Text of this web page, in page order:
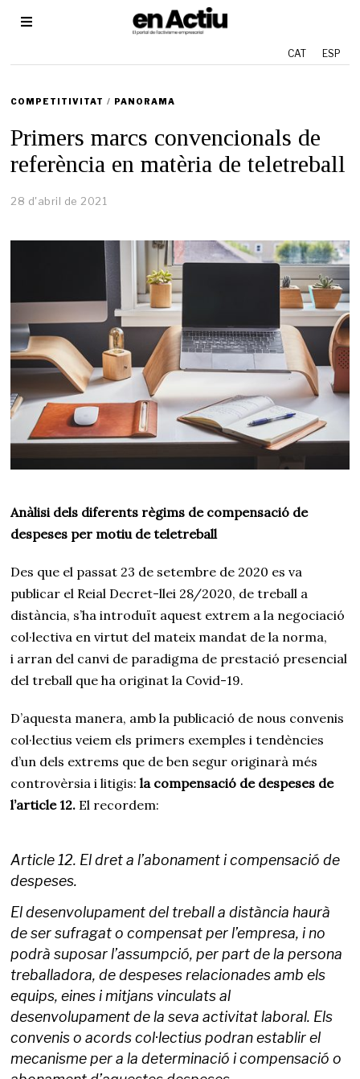
CAT ESP
COMPETITIVITAT / PANORAMA
Primers marcs convencionals de
referència en matèria de teletreball
28 d'abril de 2021
e
g
d
e
2
0
2
1
Anàlisi dels diferents règims de compensació de
despeses per motiu de teletreball
Des que el passat 23 de setembre de 2020 es va
publicar el Reial Decret-llei 28/2020, de treball a
distància, s’ha introduït aquest extrem a la negociació
col·lectiva en virtut del mateix mandat de la norma,
i arran del canvi de paradigma de prestació presencial
del treball que ha originat la Covid-19.
D’aquesta manera, amb la publicació de nous convenis
col·lectius veiem els primers exemples i tendències
d’un dels extrems que de ben segur originarà més
controvèrsia i litigis:la compensació de despeses de
l’article 12. El recordem:
Article 12. El dret a l’abonament i compensació de
despeses.
El desenvolupament del treball a distància haurà
de ser sufragat o compensat per l’empresa, i no
podrà suposar l’assumpció, per part de la persona
treballadora, de despeses relacionades amb els
equips, eines i mitjans vinculats al
desenvolupament de la seva activitat laboral. Els
convenis o acords col·lectius podran establir el
mecanisme per a la determinació i compensació o